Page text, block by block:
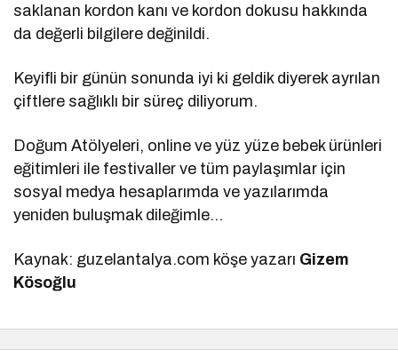
saklanan kordon kanı ve kordon dokusu hakkında
da değerli bilgilere değinildi.
Keyifli bir günün sonunda iyi ki geldik diyerek ayrılan
çiftlere sağlıklı bir süreç diliyorum.
Doğum Atölyeleri, online ve yüz yüze bebek ürünleri
eğitimleri ile festivaller ve tüm paylaşımlar için
sosyal medya hesaplarımda ve yazılarımda
yeniden buluşmak dileğimle…
Kaynak: guzelantalya.com köşe yazarı Gizem
Kösoğlu